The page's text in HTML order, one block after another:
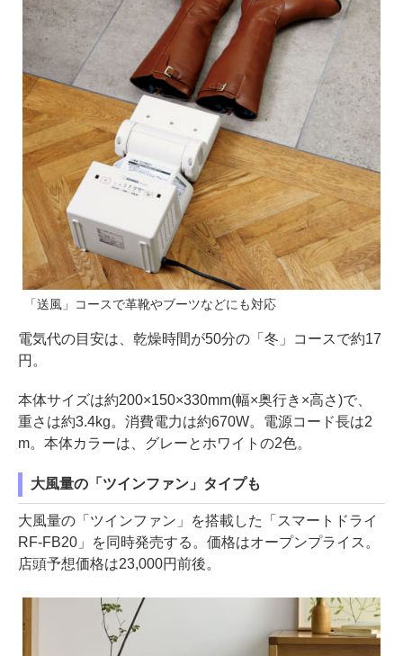
「送風」コースで革靴やブーツなどにも対応
電気代の目安は、乾燥時間が50分の「冬」コースで約17
円。
本体サイズは約200×150×330mm(幅×奥行き×高さ)で、
重さは約3.4kg。消費電力は約670W。電源コード長は2
m。本体カラーは、グレーとホワイトの2色。
大風量の「ツインファン」タイプも
大風量の「ツインファン」を搭載した「スマートドライ
RF-FB20」を同時発売する。価格はオープンプライス。
店頭予想価格は23,000円前後。